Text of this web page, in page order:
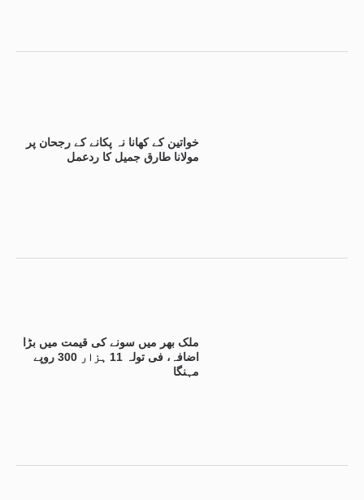
خواتین کے کھانا نہ پکانے کے رجحان پر
مولانا طارق جمیل کا ردعمل
ملک بھر میں سونے کی قیمت میں بڑا
اضافہ، فی تولہ 11 ہزار 300 روپے
مہنگا